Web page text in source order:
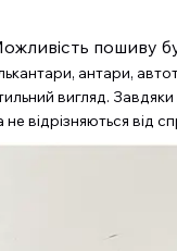
пошиву
антари,
вигляд.
не відрізняються від